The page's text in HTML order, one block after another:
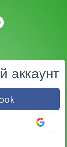
аккаунт